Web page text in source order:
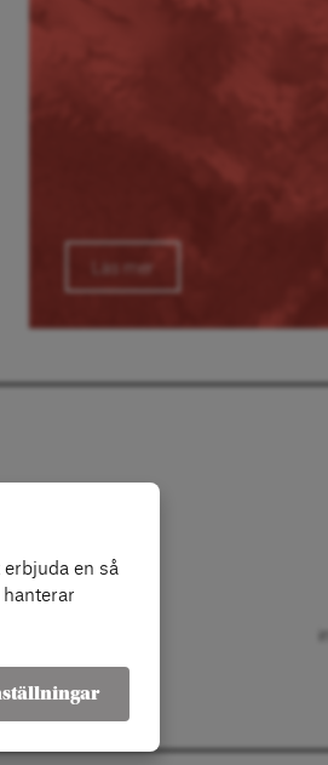
Läs mer
en så